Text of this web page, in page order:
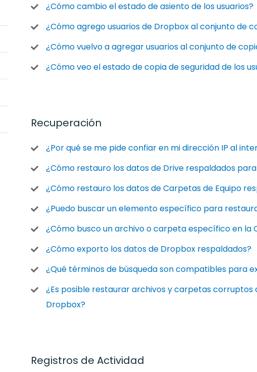
¿Cómo cambio el estado de asiento de los usuarios?
¿Cómo agrego usuarios de Dropbox al conjunto de
¿Cómo vuelvo a agregar usuarios al conjunto de
¿Cómo veo el estado de copia de seguridad de los
Recuperación
¿Por qué se me pide confiar en mi dirección IP al
¿Cómo restauro los datos de Drive respaldados
¿Cómo restauro los datos de Carpetas de Equipo
¿Puedo buscar un elemento específico para
¿Cómo busco un archivo o carpeta específico en la
¿Cómo exporto los datos de Dropbox respaldados?
¿Qué términos de búsqueda son compatibles para
¿Es posible restaurar archivos y carpetas corruptos
Dropbox?
Registros de Actividad